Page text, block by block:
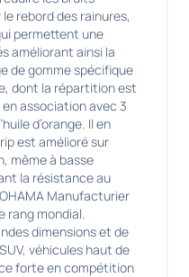
rebord des rainures,
permettent une
améliorant ainsi la
de gomme spécifique
dont la répartition est
association avec 3
d’orange. Il en
est amélioré sur
même à basse
la résistance au
Manufacturier
rang mondial.
dimensions et de
véhicules haut de
forte en compétition